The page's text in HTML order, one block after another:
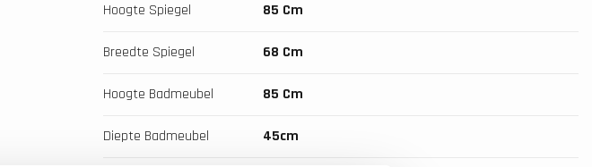
Hoogte Spiegel 85 Cm
Breedte Spiegel 68 Cm
Hoogte Badmeubel 85 Cm
Diepte Badmeubel 45cm